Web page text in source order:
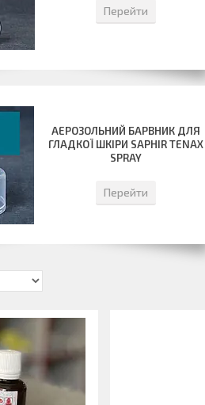
Перейти
АЕРОЗОЛЬНИЙ БАРВНИК ДЛЯ
ГЛАДКОЇ ШКІРИ SAPHIR TENAX
SPRAY
Перейти